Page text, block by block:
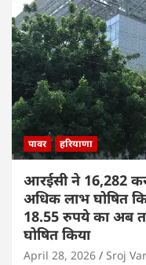
पावर हरियाणा
आरईसी ने 16,282
अधिक लाभ घोषित
18.55 रुपये का अब
घोषित किया
April 28, 2026 Sroj